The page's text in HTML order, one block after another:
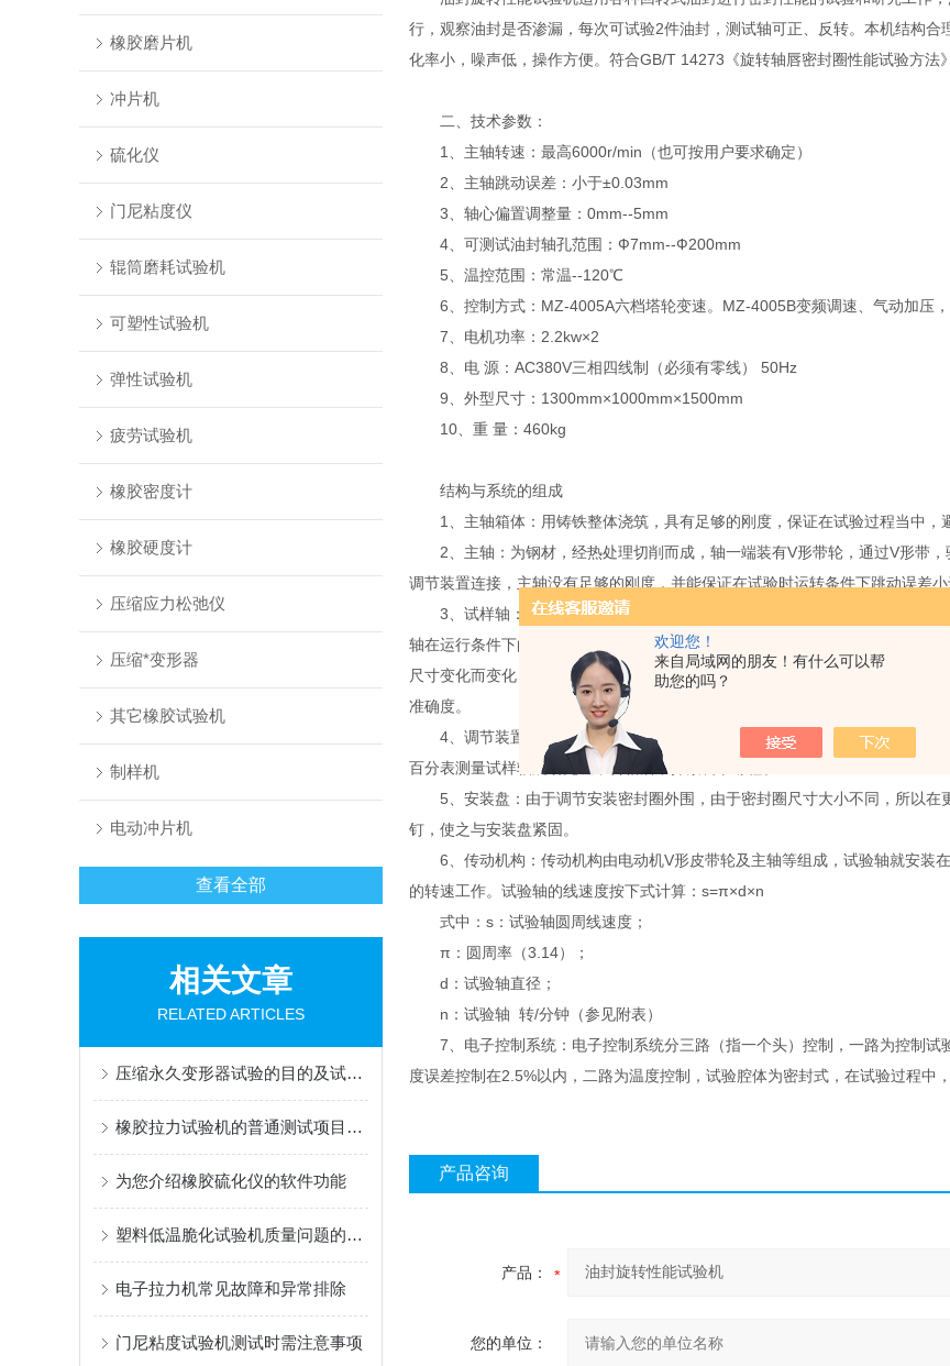
欢迎您！
来自局域网的朋友！有什么可以帮
助您的吗？
橡胶磨片机
冲片机
硫化仪
门尼粘度仪
辊筒磨耗试验机
可塑性试验机
弹性试验机
疲劳试验机
橡胶密度计
橡胶硬度计
压缩应力松弛仪
压缩*变形器
其它橡胶试验机
制样机
电动冲片机
查看全部
相关文章
RELATED ARTICLES
压缩永久变形器试验的目的及试验方法
橡胶拉力试验机的普通测试项目和特殊测试项目
为您介绍橡胶硫化仪的软件功能
塑料低温脆化试验机质量问题的根本原因
电子拉力机常见故障和异常排除
门尼粘度试验机测试时需注意事项
行，观察油封是否渗漏，每次可试验2件油封，测试轴可正、反转。本机结构
化率小，噪声低，操作方便。符合GB/T 14273《旋转轴唇密封圈性能试验方法
二、技术参数：
1、主轴转速：最高6000r/min（也可按用户要求确定）
2、主轴跳动误差：小于±0.03mm
3、轴心偏置调整量：0mm--5mm
4、可测试油封轴孔范围：Ф7mm--Ф200mm
5、温控范围：常温--120℃
6、控制方式：MZ-4005A六档塔轮变速。MZ-4005B变频调速、气动加压，
7、电机功率：2.2kw×2
8、电 源：AC380V三相四线制（必须有零线） 50Hz
9、外型尺寸：1300mm×1000mm×1500mm
10、重 量：460kg
结构与系统的组成
1、主轴箱体：用铸铁整体浇筑，具有足够的刚度，保证在试验过程当中，
2、主轴：为钢材，经热处理切削而成，轴一端装有V形带轮，通过V形带
调节装置连接，主轴没有足够的刚度，并能保证在试验时运转条件下跳动误差小
3、试样轴：用于模似装配密封圈的试验轴，经热处理，切削加工后其表面
轴在运行条件下的跳动误差＞±0.025mm。密封圈的内孔装于该轴外直径，依
尺寸变化而变化，试验前应按不同规格尺寸的密封圈，配装同规格尺寸的旋转
准确度。
4、调节装置：用于试样轴与主轴的跳动量的调节。调节时将四根调节螺栓
百分表测量试样轴跳动允差，合格后，拧紧调节螺栓。
5、安装盘：由于调节安装密封圈外围，由于密封圈尺寸大小不同，所以在
钉，使之与安装盘紧固。
6、传动机构：传动机构由电动机V形皮带轮及主轴等组成，试验轴就安装
的转速工作。试验轴的线速度按下式计算：s=π×d×n
式中：s：试验轴圆周线速度；
π：圆周率（3.14）；
d：试验轴直径；
n：试验轴 转/分钟（参见附表）
7、电子控制系统：电子控制系统分三路（指一个头）控制，一路为控制试
度误差控制在2.5%以内，二路为温度控制，试验腔体为密封式，在试验过程中
产品咨询
产品：
您的单位：